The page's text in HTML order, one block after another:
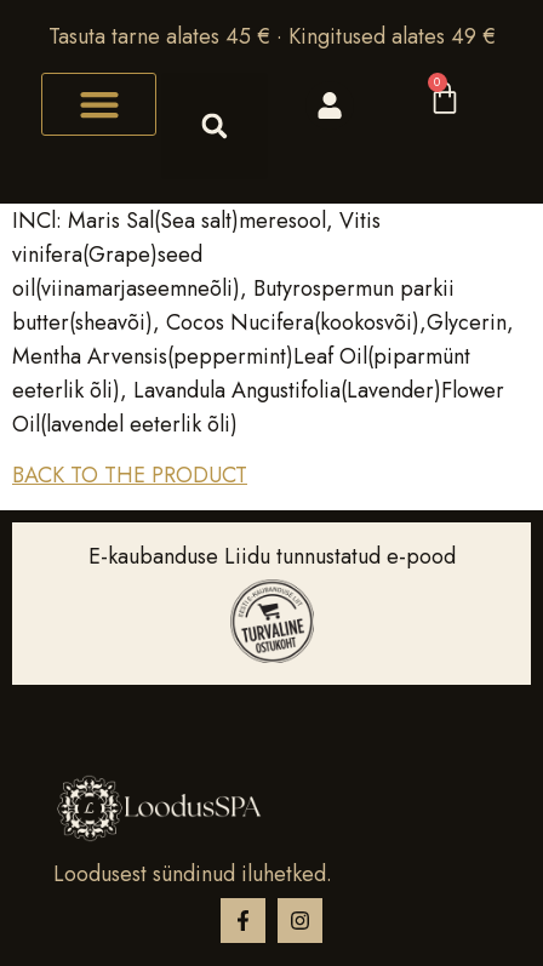
Tasuta tarne alates 45 € · Kingitused alates 49 €
0
INCl: Maris Sal(Sea salt)meresool, Vitis
vinifera(Grape)seed
oil(viinamarjaseemneõli), Butyrospermun parkii
butter(sheavõi), Cocos Nucifera(kookosvõi),Glycerin,
Mentha Arvensis(peppermint)Leaf Oil(piparmünt
eeterlik õli), Lavandula Angustifolia(Lavender)Flower
Oil(lavendel eeterlik õli)
BACK TO THE PRODUCT
E-kaubanduse Liidu tunnustatud e-pood
Loodusest sündinud iluhetked.